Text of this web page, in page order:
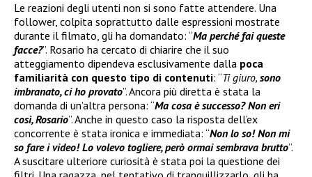
Le reazioni degli utenti non si sono fatte attendere. Una
follower, colpita soprattutto dalle espressioni mostrate
durante il filmato, gli ha domandato: “Ma perché fai queste
facce?”. Rosario ha cercato di chiarire che il suo
atteggiamento dipendeva esclusivamente dalla poca
familiarità con questo tipo di contenuti: “Ti giuro, sono
imbranato, ci ho provato”. Ancora più diretta è stata la
domanda di un’altra persona: “Ma cosa è successo? Non eri
così, Rosario”. Anche in questo caso la risposta dell’ex
concorrente è stata ironica e immediata: “Non lo so! Non mi
so fare i video! Lo volevo togliere, però ormai sembrava brutto”.
A suscitare ulteriore curiosità è stata poi la questione dei